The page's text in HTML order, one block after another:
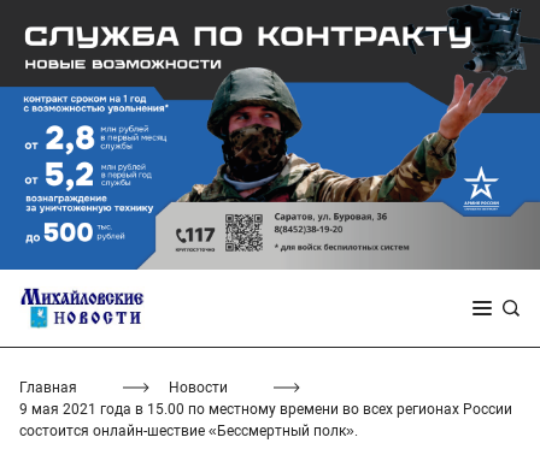
Главная
Новости
9 мая 2021 года в 15.00 по местному времени во всех регионах России
состоится онлайн-шествие «Бессмертный полк».